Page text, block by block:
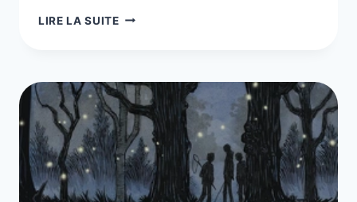
LIRE LA SUITELE
LA
CULTIVATION
DÉMONIAQUE,
TOME
1
À